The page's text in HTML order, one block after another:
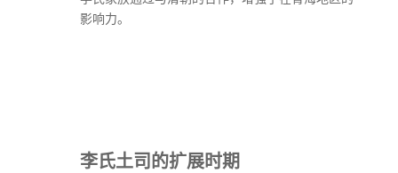
影响力。
李氏土司的扩展时期